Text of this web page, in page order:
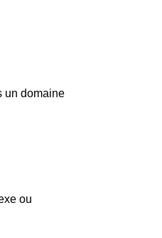
un domaine
ou